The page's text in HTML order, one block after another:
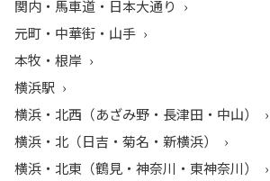
関内・馬車道・日本大通り
元町・中華街・山手
本牧・根岸
横浜駅
横浜・北西（あざみ野・長津田・中山）
横浜・北（日吉・菊名・新横浜）
横浜・北東（鶴見・神奈川・東神奈川）